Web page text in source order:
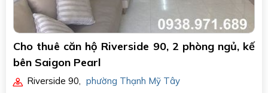
Cho thuê căn hộ Riverside 90, 2 phòng ngủ, kế
bên Saigon Pearl
Riverside 90
phường Thạnh Mỹ Tây